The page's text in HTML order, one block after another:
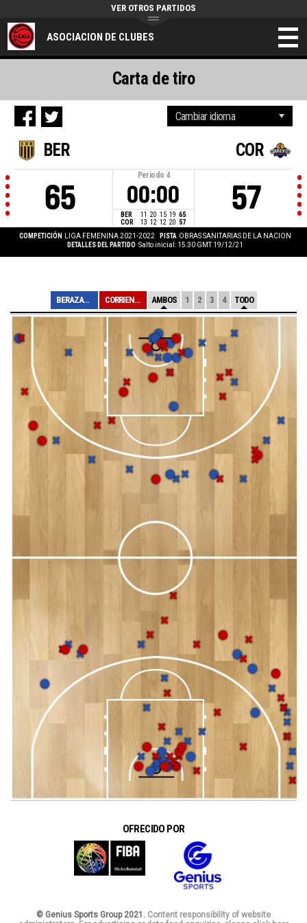
ASOCIACION DE CLUBES
VER OTROS PARTIDOS
BER
65
Periodo 4
00:00
BER 11 20 15 19 65
COR
13 12 12 20 57
COR
57
COMPETICIÓN LIGA FEMENINA 2021-2022 PISTA OBRAS SANITARIAS DE LA NACION
DETALLES DEL PARTIDO Salto inicial: 15:30 GMT 19/12/21
Carta de tiro
BERAZATEGUI CORRIENTES BASQ... AMBOS 1 2 3 4 TODO
OFRECIDO POR
© Genius Sports Group 2021. Content responsibility of website